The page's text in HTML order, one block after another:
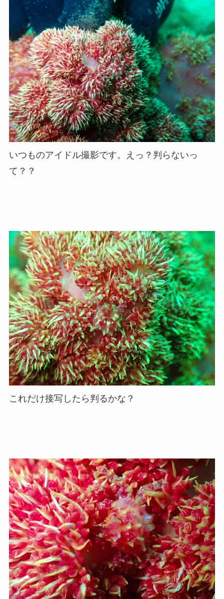
いつものアイドル撮影です。えっ？判らないっ
て？？
これだけ接写したら判るかな？